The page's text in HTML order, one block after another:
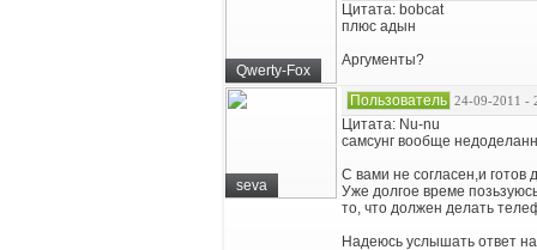
Qwerty-Fox
Цитата: bobcat
плюс адын
Аргументы?
seva
Пользователь 24-09-2011 -
Цитата: Nu-nu
самсунг вообще
С вами не согласен,и готов
Уже долгое време
то, что должен делать
Надеюсь услышать ответ